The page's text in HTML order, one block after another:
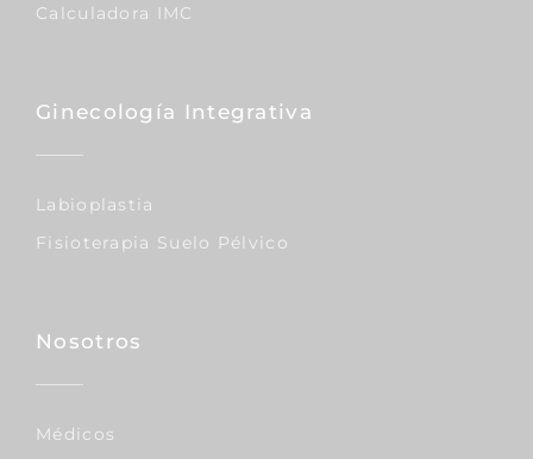
Calculadora IMC
Ginecología Integrativa
Labioplastia
Fisioterapia Suelo Pélvico
Nosotros
Médicos